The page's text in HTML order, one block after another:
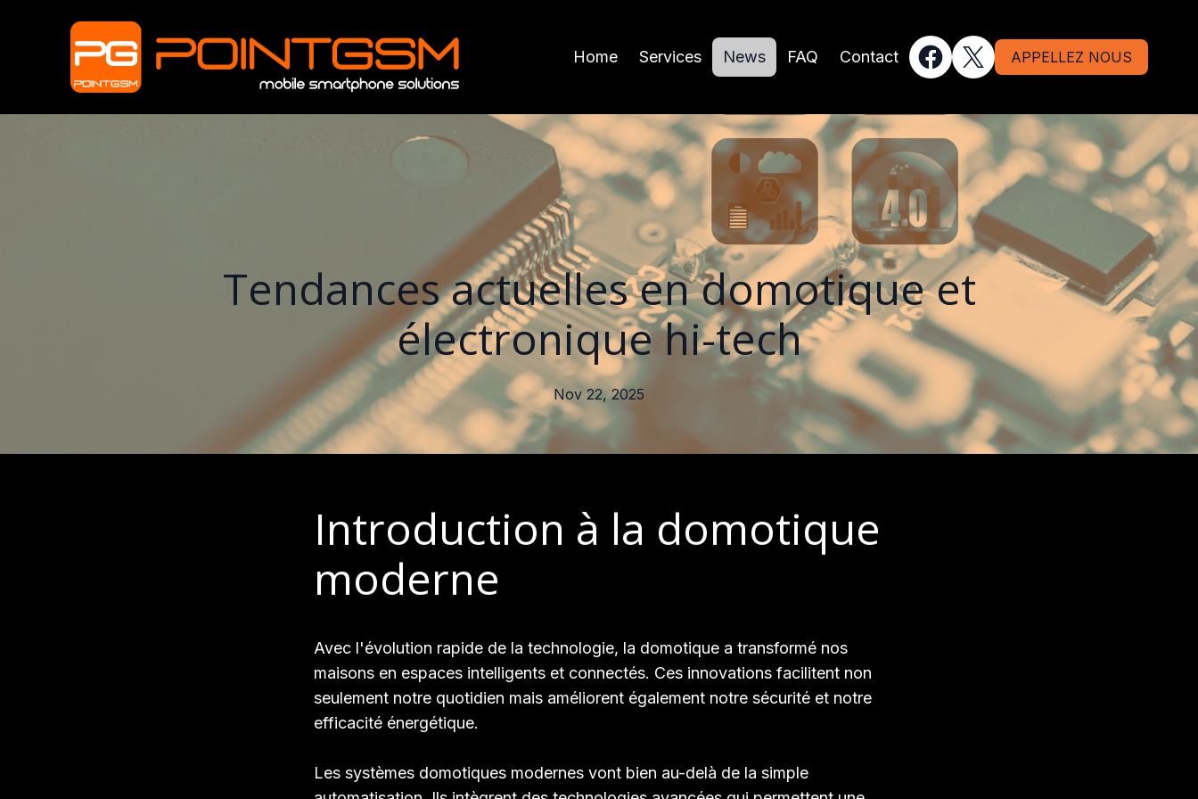
Home Services News FAQ Contact APPELLEZ NOUS
Tendances actuelles en domotique et
électronique hi-tech
Nov 22, 2025
Introduction à la domotique
moderne
Avec l'évolution rapide de la technologie, la domotique a transformé nos
maisons en espaces intelligents et connectés. Ces innovations facilitent non
seulement notre quotidien mais améliorent également notre sécurité et notre
efficacité énergétique.
Les systèmes domotiques modernes vont bien au-delà de la simple